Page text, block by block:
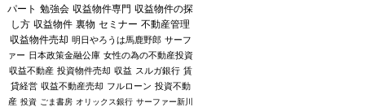
パート 勉強会 収益物件専門 収益物件の探
し方 収益物件 裏物 セミナー 不動産管理
収益物件売却 明日やろうは馬鹿野郎 サーフ
ァー 日本政策金融公庫 女性の為の不動産投資
収益不動産 投資物件売却 収益 スルガ銀行 賃
貸経営 収益不動産売却 フルローン 投資不動
産 投資 ごま書房 オリックス銀行 サーファー新川